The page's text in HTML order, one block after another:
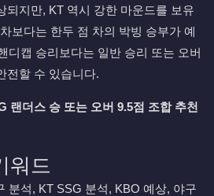
되지만, KT 역시 강한 마운드를 보유
보다는 한두 점 차의 박빙 승부가 예
디캡 승리보다는 일반 승리 또는 오버
전할 수 있습니다.
랜더스 승 또는 오버 9.5점 조합 추천
워드
분석, KT SSG 분석, KBO 예상, 야구